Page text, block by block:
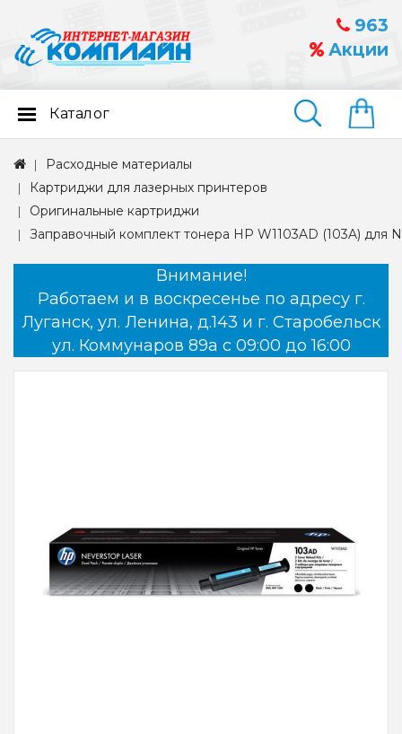
963
Акции
Найти
Каталог
Расходные материалы
Картриджи для лазерных принтеров
Оригинальные картриджи
Заправочный комплект тонера HP W1103AD (103A) для
Внимание!
Работаем и в воскресенье по адресу г.
Луганск, ул. Ленина, д.143 и г. Старобельск
ул. Коммунаров 89а с 09:00 до 16:00